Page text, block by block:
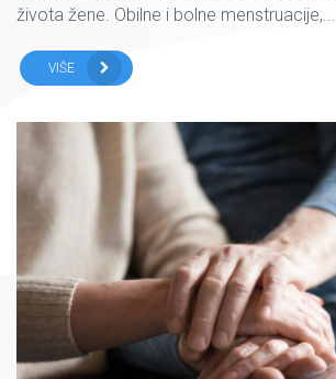
života žene. Obilne i bolne menstruacije,...
VIŠE